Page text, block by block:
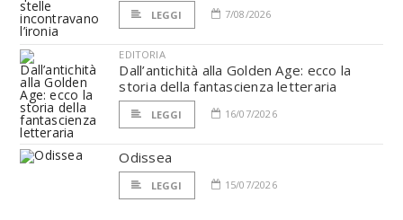
LEGGI 7/08/2026
EDITORIA
Dall’antichità alla Golden Age: ecco la
storia della fantascienza letteraria
LEGGI 16/07/2026
Odissea
LEGGI 15/07/2026